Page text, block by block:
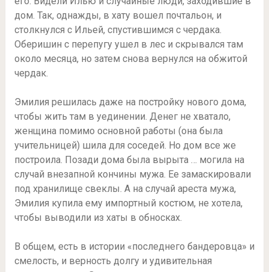
дом. Так, однажды, в хату вошел почтальон, и
столкнулся с Ильей, спустившимся с чердака.
Оберишин с перепугу ушел в лес и скрывался там
около месяца, но затем снова вернулся на обжитой
чердак.
Эмилия решилась даже на постройку нового дома,
чтобы жить там в уединении. Денег не хватало,
женщина помимо основной работы (она была
учительницей) шила для соседей. Но дом все же
построила. Позади дома была вырыта … могила на
случай внезапной кончины мужа. Ее замаскировали
под хранилище свеклы. А на случай ареста мужа,
Эмилия купила ему импортный костюм, не хотела,
чтобы выводили из хаты в обносках.
В общем, есть в истории «последнего бандеровца» и
смелость, и верность долгу и удивительная